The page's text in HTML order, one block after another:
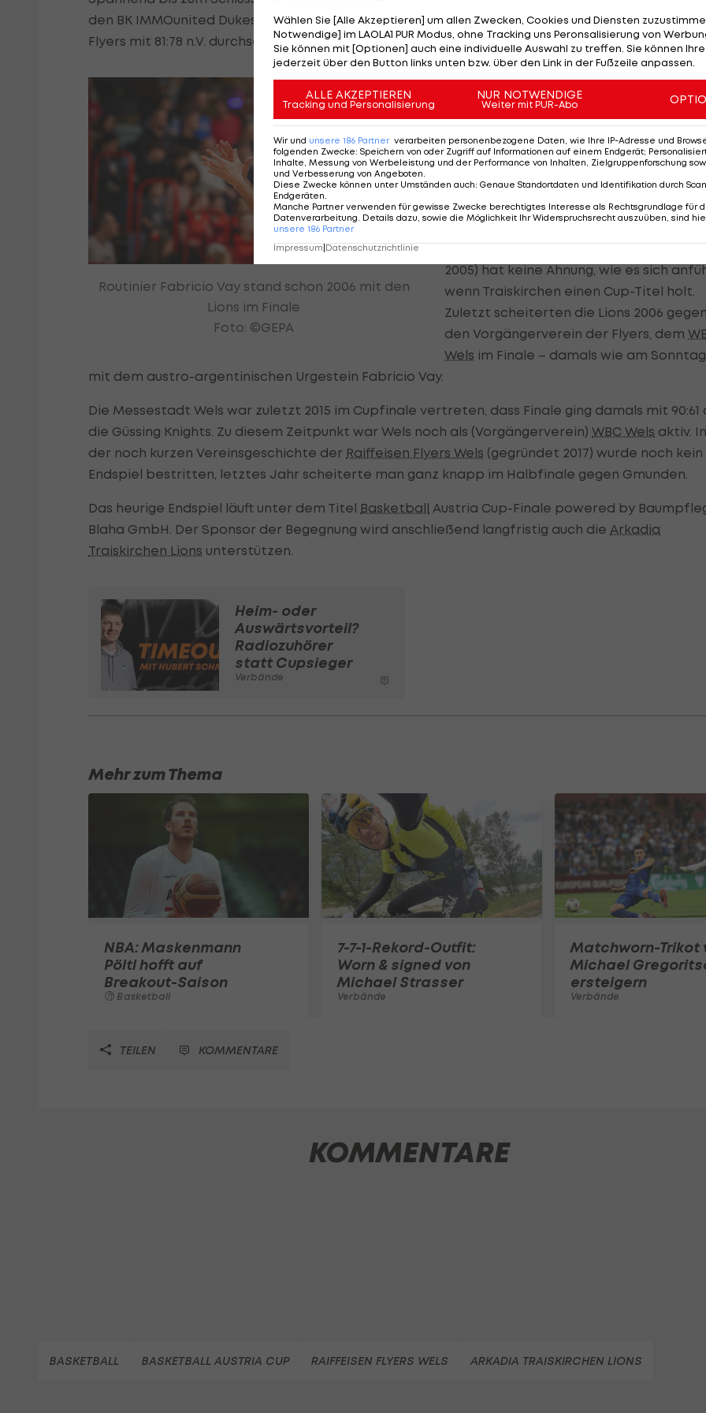
den BK IMMOunited Dukes. Nach 40 Spielminuten stand es 68:68, schlussendlich konnten sich die
Flyers mit 81:78 n.V. durchsetzen.
Routinier Fabricio Vay stand schon 2006 mit den
Lions im Finale
Foto: ©GEPA
Wer holt sich den heißersehnten
Titel?
Die Durststrecke bei den Traiskirchen
Lions dauert schon lange an, mehr als 20
Jahre ist der letzte Cup-Triumph her.
und 2001 hieß der Cupsieger jeweils
Traiskirchen. Youngster Aleksej Kostic
2005) hat keine Ahnung, wie es sich
wenn Traiskirchen einen Cup-Titel holt.
Zuletzt scheiterten die Lions 2006
den Vorgängerverein der Flyers, dem
Wels im Finale – damals wie am Sonntag
mit dem austro-argentinischen Urgestein Fabricio Vay.
Die Messestadt Wels war zuletzt 2015 im Cupfinale vertreten, dass Finale ging damals mit 90:61
die Güssing Knights. Zu diesem Zeitpunkt war Wels noch als (Vorgängerverein) WBC Wels aktiv. In
der noch kurzen Vereinsgeschichte der Raiffeisen Flyers Wels (gegründet 2017) wurde noch kein
Endspiel bestritten, letztes Jahr scheiterte man ganz knapp im Halbfinale gegen Gmunden.
Das heurige Endspiel läuft unter dem Titel Basketball Austria Cup-Finale powered by
Blaha GmbH. Der Sponsor der Begegnung wird anschließend langfristig auch die Arkadia
Traiskirchen Lions unterstützen.
Heim- oder
Auswärtsvorteil?
Radiozuhörer
statt Cupsieger
Verbände
Mehr zum Thema
NBA: Maskenmann
Pöltl hofft auf
Breakout-Saison
Basketball
7-7-1-Rekord-Outfit:
Worn & signed von
Michael Strasser
Verbände
Matchworn-Trikot
Michael
ersteigern
Verbände
TEILEN KOMMENTARE
KOMMENTARE
BASKETBALL BASKETBALL AUSTRIA CUP RAIFFEISEN FLYERS WELS ARKADIA TRAISKIRCHEN LIONS
Wählen Sie [Alle Akzeptieren] um allen Zwecken, Cookies und Diensten
Notwendige] im LAOLA1 PUR Modus, ohne Tracking uns Peronsalisierung von
Sie können mit [Optionen] auch eine individuelle Auswahl zu treffen. Sie können
jederzeit über den Button links unten bzw. über den Link in der Fußzeile anpassen.
ALLE AKZEPTIEREN
Tracking und Personalisierung
NUR NOTWENDIGE
Weiter mit PUR-Abo
Wir und unsere 186 Partner verarbeiten personenbezogene Daten, wie Ihre IP-Adresse und
folgenden Zwecke: Speichern von oder Zugriff auf Informationen auf einem Endgerät;
Inhalte, Messung von Werbeleistung und der Performance von Inhalten, Zielgruppenforschung
und Verbesserung von Angeboten
Diese Zwecke können unter Umständen auch: Genaue Standortdaten und Identifikation durch
Endgeräten
Manche Partner verwenden für gewisse Zwecke berechtigtes Interesse als Rechtsgrundlage für
Datenverarbeitung. Details dazu, sowie die Möglichkeit Ihr Widerspruchsrecht auszuüben, sind
unsere 186 Partner
Impressum|Datenschutzrichtlinie